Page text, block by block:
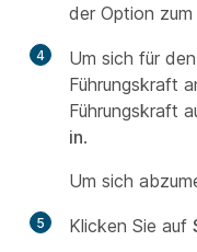
der Option
4
Um sich für
Führungskraft
Führungskraft
in.
Um sich
5 Klicken Sie auf